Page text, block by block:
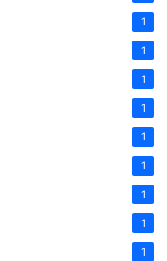
1
1
1
1
1
1
1
1
1